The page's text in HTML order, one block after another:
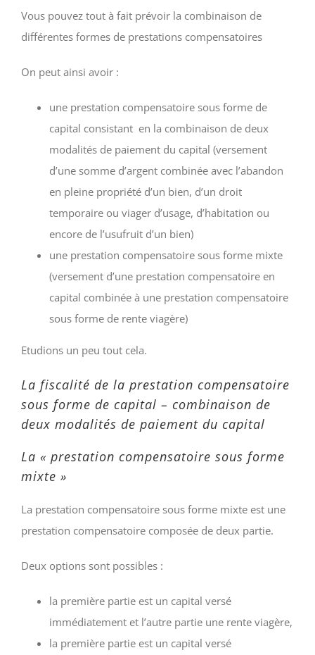
Vous pouvez tout à fait prévoir la combinaison de
différentes formes de prestations compensatoires
On peut ainsi avoir :
une prestation compensatoire sous forme de
capital consistant en la combinaison de deux
modalités de paiement du capital (versement
d’une somme d’argent combinée avec l’abandon
en pleine propriété d’un bien, d’un droit
temporaire ou viager d’usage, d’habitation ou
encore de l’usufruit d’un bien)
une prestation compensatoire sous forme mixte
(versement d’une prestation compensatoire en
capital combinée à une prestation compensatoire
sous forme de rente viagère)
Etudions un peu tout cela.
La fiscalité de la prestation compensatoire
sous forme de capital – combinaison de
deux modalités de paiement du capital
La « prestation compensatoire sous forme
mixte »
La prestation compensatoire sous forme mixte est une
prestation compensatoire composée de deux partie.
Deux options sont possibles :
la première partie est un capital versé
immédiatement et l’autre partie une rente viagère,
la première partie est un capital versé